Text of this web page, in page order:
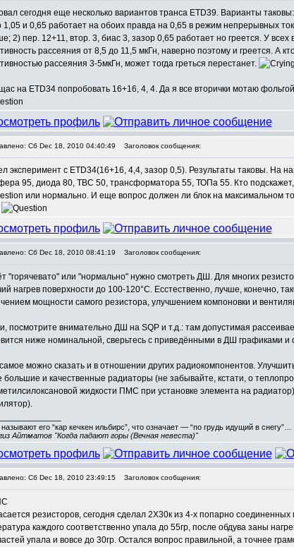
сегодня еще несколько вариантов транса ETD39. Варианты
1,05 и 0,65 работает на обоих правда на 0,65 в режим непрерывных
2) пер. 12+11, втор. 3, биас 3, зазор 0,65 работает но греется. У
рассеяния от 8,5 до 11,5 мкГн, наверно поэтому и греется. А
рассеяния 3-5мкГн, может тогда греться перестанет.
на ETD34 попробовать 16+16, 4, 4. Да я все вторички мотаю
Сб Dec 18, 2010 04:40:49 Заголовок сообщения:
эксперимент с ETD34(16+16, 4,4, зазор 0,5). Результаты таковы. На
95, диода 80, ТВС 50, трансформатора 55, ТОПа 55. Кто
или нормально. И еще вопрос должен ли блок на максимальном
Сб Dec 18, 2010 08:41:19 Заголовок сообщения:
"горячевато" или "нормально" нужно смотреть ДШ. Для многих
нагрев поверхности до 100-120°С. Есстественно, лучше, конечно,
мощности самого резистора, улучшением компоновки и
посмотрите внимательно ДШ на SQP и т.д.: там допустимая
ниже номинальной, сверьтесь с приведёнными в ДШ графиками
можно сказать и в отношении других радиокомпонентов.
большие и качественные радиаторы (не забывайте, кстати, о
жидкости ПМС при установке элемента на
его “кар кечкен ильбирс”, что означает — “по грудь идущий в снегу”…
Айтматов "Когда падают горы (Вечная невеста)"
Сб Dec 18, 2010 23:49:15 Заголовок сообщения:
резисторов, сегодня сделал 2Х30к из 4-х попарно
каждого соответственно упала до 55гр, после обдува заны
упала и вовсе до 30гр. Остался вопрос правильной, а точнее